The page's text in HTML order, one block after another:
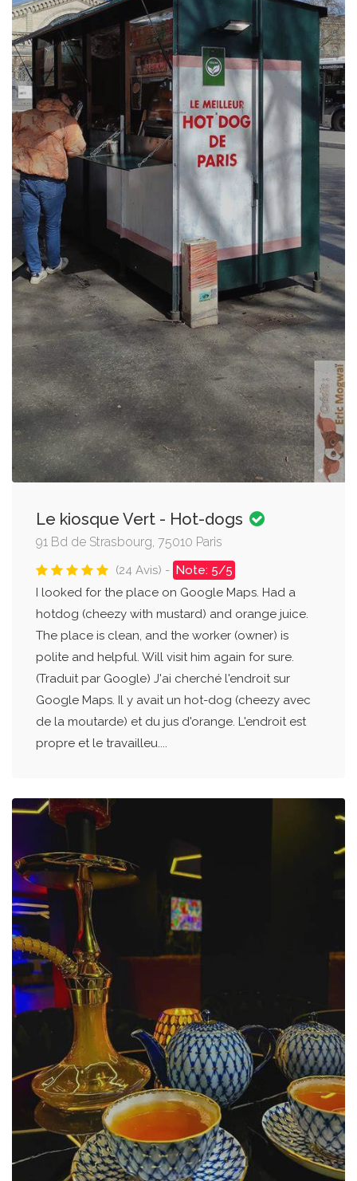
Le kiosque Vert - Hot-dogs
91 Bd de Strasbourg, 75010 Paris
(24 Avis) - Note: 5/5
I looked for the place on Google Maps. Had a
hotdog (cheezy with mustard) and orange juice.
The place is clean, and the worker (owner) is
polite and helpful. Will visit him again for sure.
(Traduit par Google) J'ai cherché l'endroit sur
Google Maps. Il y avait un hot-dog (cheezy avec
de la moutarde) et du jus d'orange. L'endroit est
propre et le travailleu....